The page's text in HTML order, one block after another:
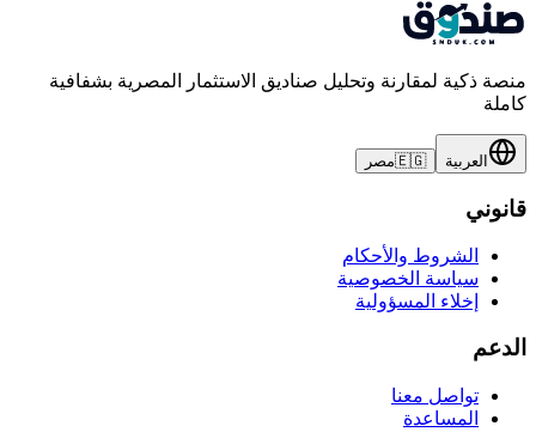
منصة ذكية لمقارنة وتحليل صناديق الاستثمار المصرية بشفافية
كاملة
العربية 🇪🇬مصر
قانوني
الشروط والأحكام
سياسة الخصوصية
إخلاء المسؤولية
الدعم
تواصل معنا
المساعدة